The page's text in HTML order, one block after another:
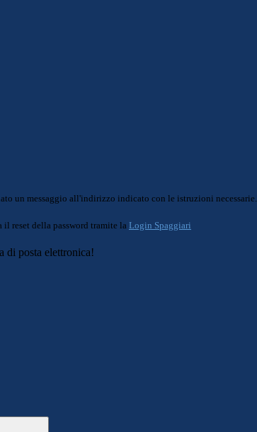
un messaggio all'indirizzo indicato con le istruzioni necessarie.
reset della password tramite la Login Spaggiari
di posta elettronica!